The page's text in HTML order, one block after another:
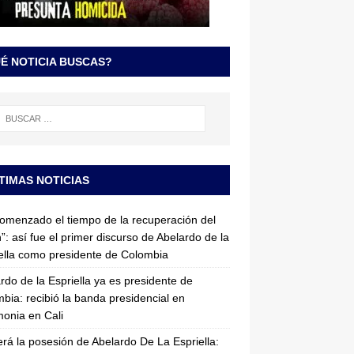
NOTICIA BUSCAS?
NOTICIAS
el tiempo de la recuperación del
así fue el primer discurso de Abelardo de la
como presidente de Colombia
de la Espriella ya es presidente de
recibió la banda presidencial en
en Cali
la posesión de Abelardo De La Espriella: